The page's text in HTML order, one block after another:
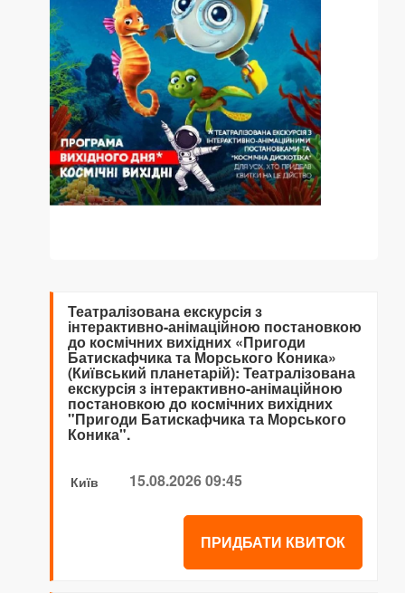
Театралізована екскурсія з
інтерактивно-анімаційною постановкою
до космічних вихідних «Пригоди
Батискафчика та Морського Коника»
(Київський планетарій): Театралізована
екскурсія з інтерактивно-анімаційною
постановкою до космічних вихідних
"Пригоди Батискафчика та Морського
Коника".
Київ 15.08.2026 09:45
ПРИДБАТИ КВИТОК